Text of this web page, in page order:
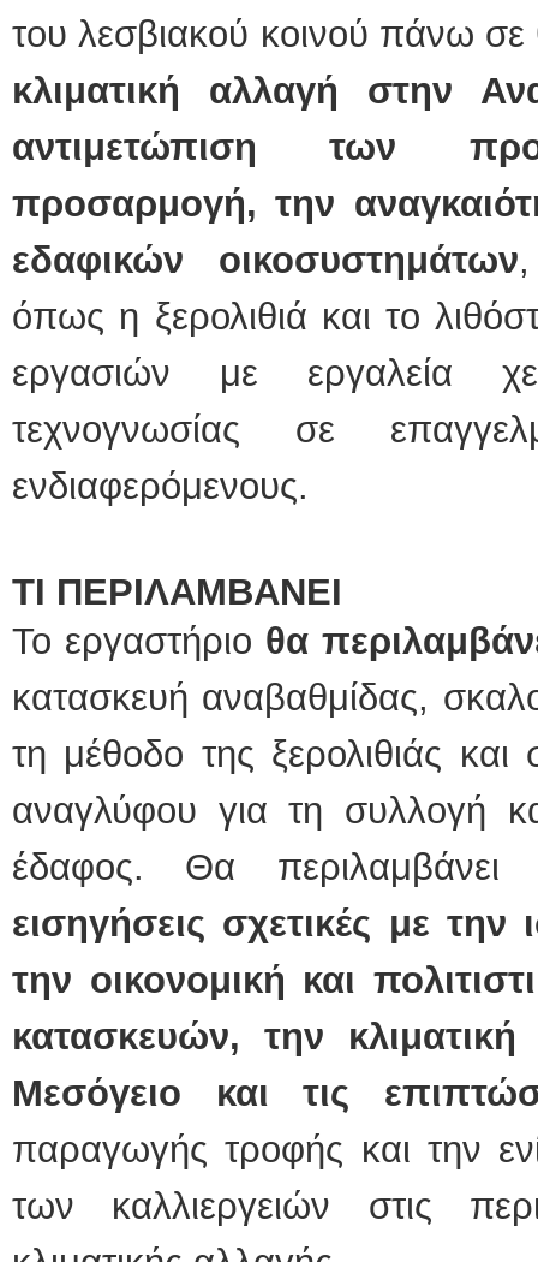
του λεσβιακού κοινού πάνω
κλιματική αλλαγή στην
αντιμετώπιση των
προσαρμογή, την
εδαφικών οικοσυστημάτων
όπως η ξερολιθιά και το
εργασιών με εργαλεία
τεχνογνωσίας σε
ενδιαφερόμενους.
ΤΙ ΠΕΡΙΛΑΜΒΑΝΕΙ
Το εργαστήριο θα
κατασκευή αναβαθμίδας,
τη μέθοδο της ξερολιθιάς και
αναγλύφου για τη συλλογή
έδαφος. Θα
εισηγήσεις σχετικές με την
την οικονομική και
κατασκευών, την
Μεσόγειο και τις
παραγωγής τροφής και την
των καλλιεργειών στις